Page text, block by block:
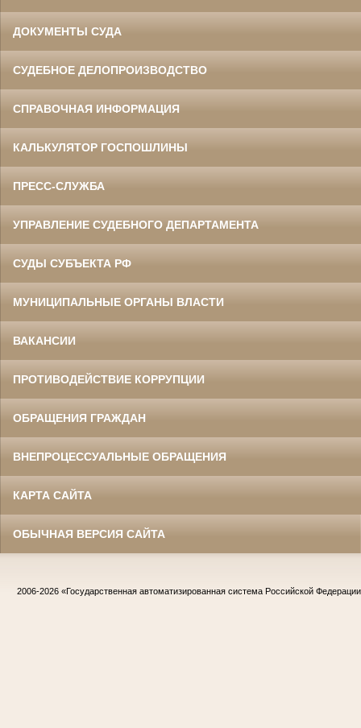
ДОКУМЕНТЫ СУДА
СУДЕБНОЕ ДЕЛОПРОИЗВОДСТВО
СПРАВОЧНАЯ ИНФОРМАЦИЯ
КАЛЬКУЛЯТОР ГОСПОШЛИНЫ
ПРЕСС-СЛУЖБА
УПРАВЛЕНИЕ СУДЕБНОГО ДЕПАРТАМЕНТА
СУДЫ СУБЪЕКТА РФ
МУНИЦИПАЛЬНЫЕ ОРГАНЫ ВЛАСТИ
ВАКАНСИИ
ПРОТИВОДЕЙСТВИЕ КОРРУПЦИИ
ОБРАЩЕНИЯ ГРАЖДАН
ВНЕПРОЦЕССУАЛЬНЫЕ ОБРАЩЕНИЯ
КАРТА САЙТА
ОБЫЧНАЯ ВЕРСИЯ САЙТА
2006-2026 «Государственная автоматизированная система Российской